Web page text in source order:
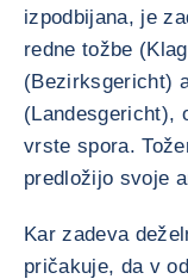
izpodbijana, je
redne tožbe
(Bezirksgericht)
(Landesgericht),
vrste spora.
predložijo svoje
Kar zadeva
pričakuje, da v